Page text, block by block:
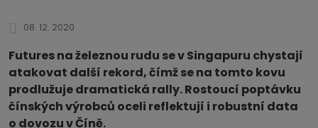
08. 12. 2020
Futures na železnou rudu se v Singapuru chystají
atakovat další rekord, čímž se na tomto kovu
prodlužuje dramatická rally. Rostoucí poptávku
čínských výrobců oceli reflektují i robustní data
o dovozu v Číně.